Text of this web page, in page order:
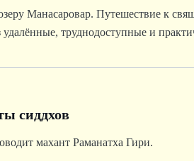
Манасаровар. Путешествие к
труднодоступные и
сиддхов
махант Раманатха Гири.